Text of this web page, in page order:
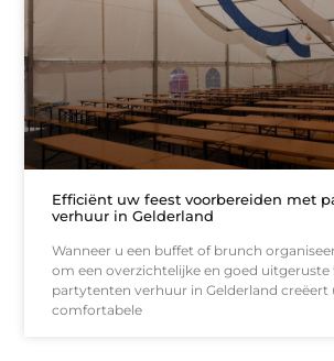
Efficiënt uw feest voorbereiden met
verhuur in Gelderland
Wanneer u een buffet of brunch
om een overzichtelijke en goed uitgeruste
partytenten verhuur in Gelderland creëert
comfortabele